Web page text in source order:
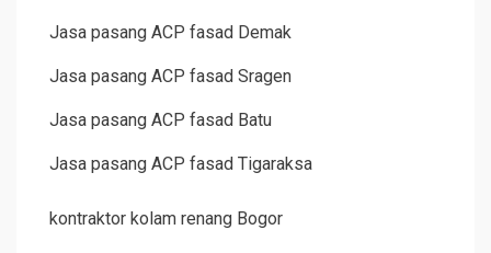
Jasa pasang ACP fasad Demak
Jasa pasang ACP fasad Sragen
Jasa pasang ACP fasad Batu
Jasa pasang ACP fasad Tigaraksa
kontraktor kolam renang Bogor